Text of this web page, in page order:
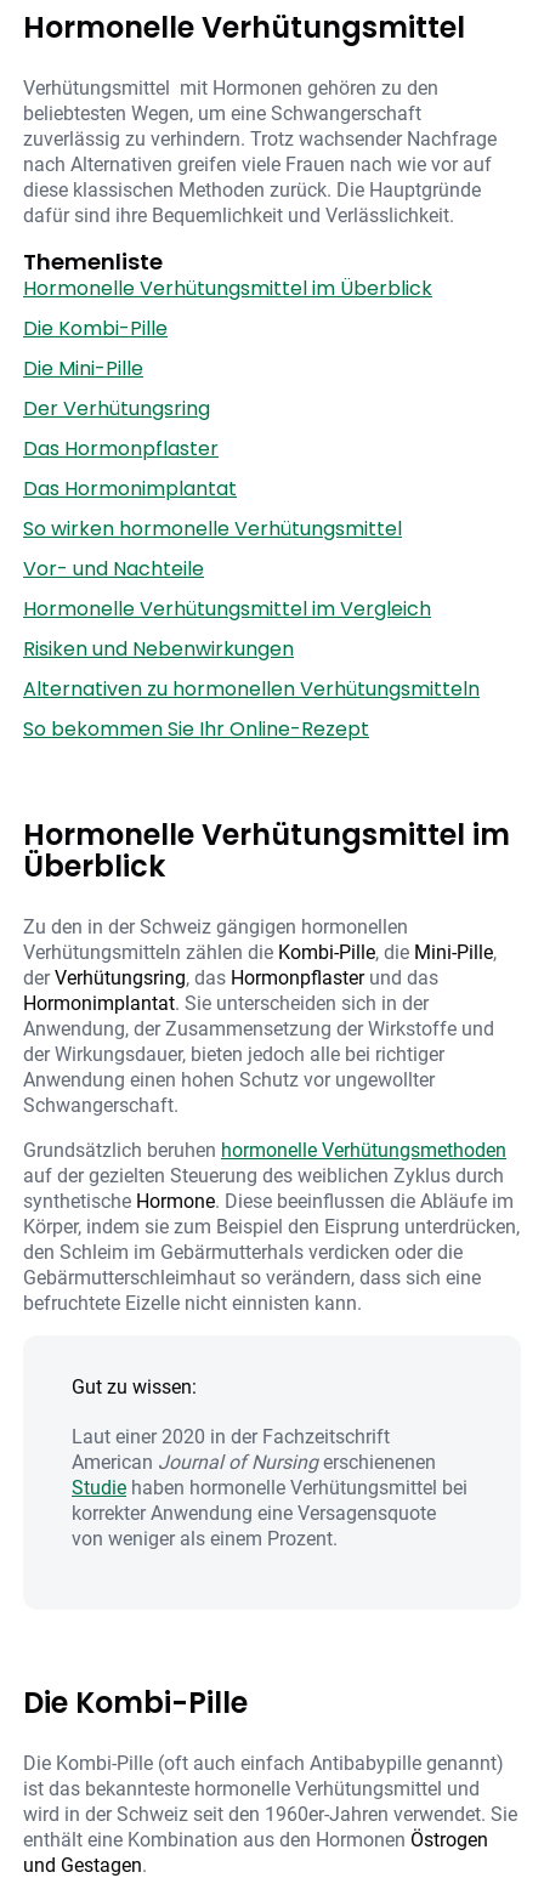
Hormonelle Verhütungsmittel
Verhütungsmittel mit Hormonen gehören zu den
beliebtesten Wegen, um eine Schwangerschaft
zuverlässig zu verhindern. Trotz wachsender Nachfrage
nach Alternativen greifen viele Frauen nach wie vor auf
diese klassischen Methoden zurück. Die Hauptgründe
dafür sind ihre Bequemlichkeit und Verlässlichkeit.
Themenliste
Hormonelle Verhütungsmittel im Überblick
Die Kombi-Pille
Die Mini-Pille
Der Verhütungsring
Das Hormonpflaster
Das Hormonimplantat
So wirken hormonelle Verhütungsmittel
Vor- und Nachteile
Hormonelle Verhütungsmittel im Vergleich
Risiken und Nebenwirkungen
Alternativen zu hormonellen Verhütungsmitteln
So bekommen Sie Ihr Online-Rezept
Hormonelle Verhütungsmittel im
Überblick
Zu den in der Schweiz gängigen hormonellen
Verhütungsmitteln zählen die Kombi-Pille, die Mini-Pille,
derVerhütungsring, das Hormonpflasterund das
Hormonimplantat. Sie unterscheiden sich in der
Anwendung, der Zusammensetzung der Wirkstoffe und
der Wirkungsdauer, bieten jedoch alle bei richtiger
Anwendung einen hohen Schutz vor ungewollter
Schwangerschaft.
Grundsätzlich beruhen hormonelle Verhütungsmethoden
auf der gezielten Steuerung des weiblichen Zyklus durch
synthetische Hormone. Diese beeinflussen die Abläufe im
Körper, indem sie zum Beispiel den Eisprung unterdrücken,
den Schleim im Gebärmutterhals verdicken oder die
Gebärmutterschleimhaut so verändern, dass sich eine
befruchtete Eizelle nicht einnisten kann.
Gut zu wissen:
Laut einer 2020 in der Fachzeitschrift
American Journal of Nursingerschienenen
Studie haben hormonelle Verhütungsmittel bei
korrekter Anwendung eine Versagensquote
von weniger als einem Prozent.
Die Kombi-Pille
Die Kombi-Pille (oft auch einfach Antibabypille genannt)
ist das bekannteste hormonelle Verhütungsmittel und
wird in der Schweiz seit den 1960er-Jahren verwendet. Sie
enthält eine Kombination aus den Hormonen Östrogen
und Gestagen.